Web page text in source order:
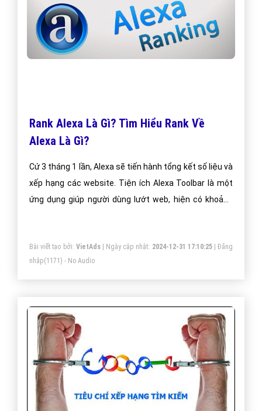
Rank Alexa Là Gì? Tìm Hiểu Rank Về
Alexa Là Gì?
Cứ 3 tháng 1 lần, Alexa sẽ tiến hành tổng kết số liệu và
xếp hạng các website. Tiện ích Alexa Toolbar là một
ứng dụng giúp người dùng lướt web, hiện có khoảng
Bài viết tạo bởi: VietAds| Ngày cập nhật: 2024-12-31 17:10:25|Đăng
nhập(1171) - No Audio